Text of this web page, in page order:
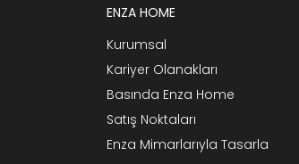
ENZA HOME
Kurumsal
Kariyer Olanakları
Basında Enza Home
Satış Noktaları
Enza Mimarlarıyla Tasarla